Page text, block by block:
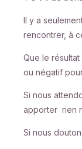
Il y a
rencontrer, à
Que le
ou négatif
Si nous
apporter rien
Si nous